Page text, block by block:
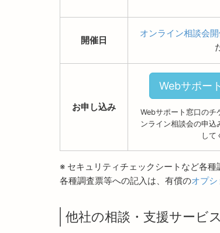
開催日
オンライン相談会
お申し込み
Webサポー
Webサポート窓口のチ
ンライン相談会の申込
して
※ セキュリティチェックシートなど各
各種調査票等への記入は、有償のオプシ
他社の相談・支援サービス